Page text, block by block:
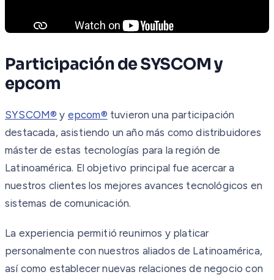
Participación de SYSCOM y
epcom
SYSCOM® y epcom® tuvieron una participación
destacada, asistiendo un año más como distribuidores
máster de estas tecnologías para la región de
Latinoamérica. El objetivo principal fue acercar a
nuestros clientes los mejores avances tecnológicos en
sistemas de comunicación.
La experiencia permitió reunirnos y platicar
personalmente con nuestros aliados de Latinoamérica,
así como establecer nuevas relaciones de negocio con